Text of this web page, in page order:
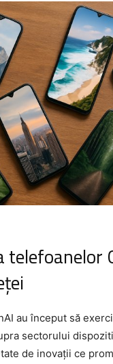
au început să
sectorului
de inovații ce